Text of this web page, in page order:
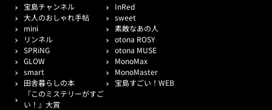
宝島チャンネル
InRed
大人のおしゃれ手帖
sweet
mini
素敵なあの人
リンネル
otona ROSY
SPRiNG
otona MUSE
GLOW
MonoMax
smart
MonoMaster
田舎暮らしの本
宝島すごい！WEB
『このミステリーがすご
い！』大賞